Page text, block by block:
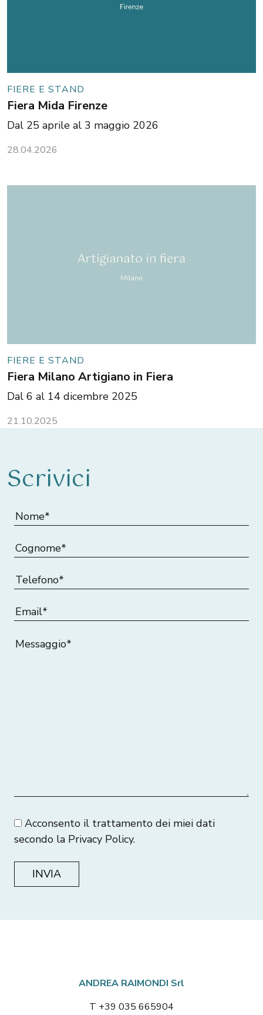
FIERE E STAND
Fiera Mida Firenze
Dal 25 aprile al 3 maggio 2026
28.04.2026
FIERE E STAND
Fiera Milano Artigiano in Fiera
Dal 6 al 14 dicembre 2025
21.10.2025
Scrivici
Acconsento il trattamento dei miei dati
secondo la Privacy Policy.
ANDREA RAIMONDI Srl
T +39 035 665904